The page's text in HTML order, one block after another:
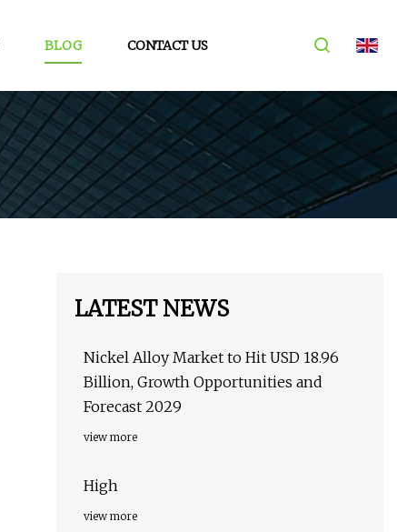
BLOG CONTACT US
LATEST NEWS
Nickel Alloy Market to Hit USD 18.96
Billion, Growth Opportunities and
Forecast 2029
view more
High
view more